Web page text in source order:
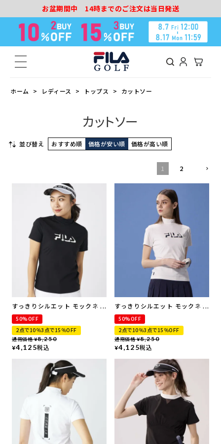
お盆期間中 14時までのご注文は当日発送
ホーム レディース トップス カットソー
カットソー
並び替え おすすめ順 価格が安い順 価格が高い順
1 2
すっきりシルエット モックネッ
ク半袖シャツ | UVカット・ 接
触冷感
50%OFF
2点で10％3点で15％OFF
通常価格 ¥8,250
¥4,125税込
すっきりシルエット モックネッ
ク半袖シャツ | UVカット・ 接
触冷感
50%OFF
2点で10％3点で15％OFF
通常価格 ¥8,250
¥4,125税込